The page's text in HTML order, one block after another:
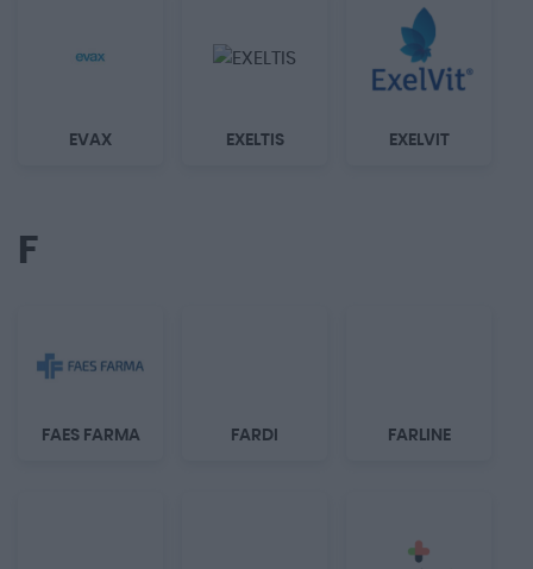
EVAX EXELTIS EXELVIT
F
FAES FARMA FARDI FARLINE